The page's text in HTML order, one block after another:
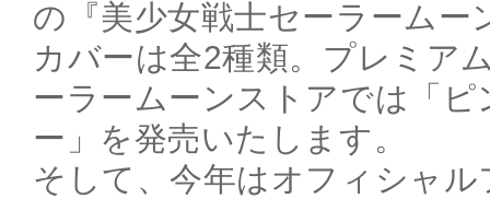
の『美少女戦士セーラームー
カバーは全2種類。プレミア
ーラームーンストアでは「
ー」を発売いたします。
そして、今年はオフィシャ